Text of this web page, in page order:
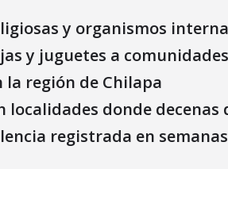
y organismos
y juguetes a
región de Chilapa
localidades donde
registrada en